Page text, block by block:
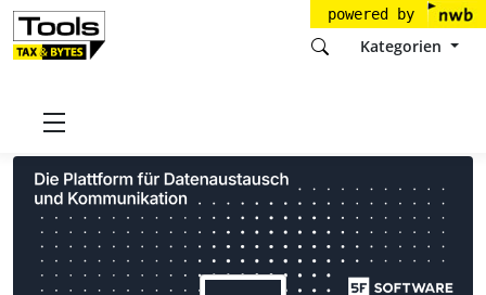
powered by
Kategorien
Startseite